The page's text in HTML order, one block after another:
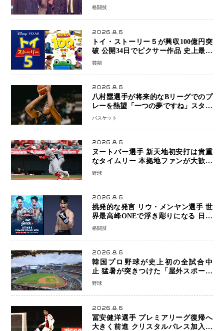
ウ・メンヤンとの因縁に決着へ 再起
初戦
格闘技
2026.8.6
トイ・ストーリー５が興収100億円突
破 公開34日でピクサー作品 史上最速
日本歴代シリーズ最高更新も目前
芸能
2026.8.6
八村塁選手が将来的なBリーグでのプ
レーを熱望「一つの夢ですね」スター
帰還がリーグ価値を押し上げる可能性
バスケット
2026.8.6
ヌートバー選手 新天地初安打は貴重
なタイムリー 本拠地ファンが大歓声
笑顔で歓喜
野球
2026.8.6
挑発的な発言 リウ・メンヤン選手 世
界最高峰ONEで浮き彫りになる 日本
キックボクシングが直面する“技術
格闘技
2026.8.6
韓国プロ野球が史上初の全試合中
止 猛暑が突きつけた「屋外スポーツ
の限界」 日本発のドーム型施設時代
野球
2026.8.6
冨安健洋選手 プレミアリーグ復帰へ
大きく前進 クリスタルパレス加入目